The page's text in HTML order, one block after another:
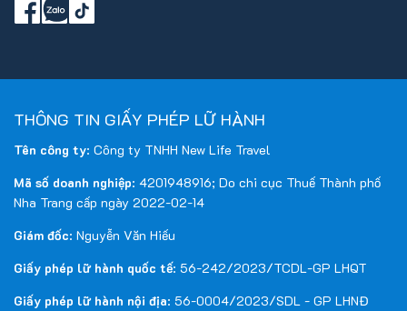
THÔNG TIN GIẤY PHÉP LỮ HÀNH
Tên công ty: Công ty TNHH New Life Travel
Mã số doanh nghiệp: 4201948916; Do chi cục Thuế Thành phố
Nha Trang cấp ngày 2022-02-14
Giám đốc: Nguyễn Văn Hiếu
Giấy phép lữ hành quốc tế: 56-242/2023/TCDL-GP LHQT
Giấy phép lữ hành nội địa: 56-0004/2023/SDL - GP LHNĐ